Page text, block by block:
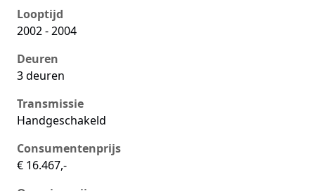
Looptijd
2002 - 2004
Deuren
3 deuren
Transmissie
Handgeschakeld
Consumentenprijs
€ 16.467,-